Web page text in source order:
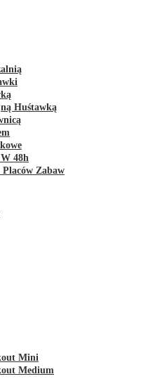
Huśtawką
48h
Placów Zabaw
Mini
Medium